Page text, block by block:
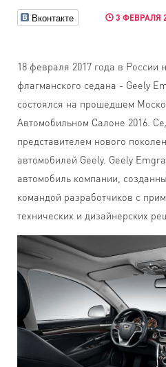
Вконтакте 3 ФЕВРАЛЯ
18 февраля 2017 года в России
флагманского седана - Geely
состоялся на прошедшем
Автомобильном Салоне 2016.
представителем нового
автомобилей Geely. Geely
автомобиль компании,
командой разработчиков с
технических и дизайнерских